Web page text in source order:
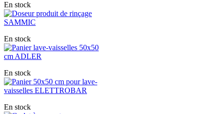
En stock
En stock
En stock
En stock